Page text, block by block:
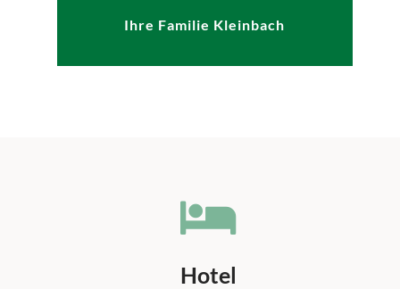
Ihre Familie Kleinbach
Hotel